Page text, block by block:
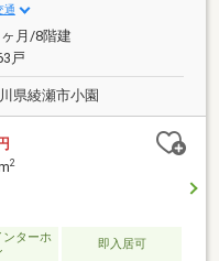
通
月/8階建
戸
県綾瀬市小園
2
ターホ
即入居可